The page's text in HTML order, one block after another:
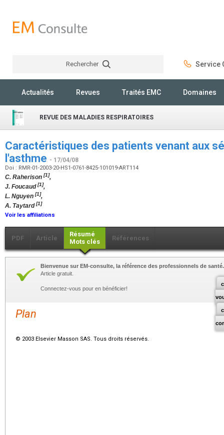
Rechercher Service
Actualités Revues Traités EMC Domaines
REVUE DES MALADIES RESPIRATOIRES
Caractéristiques des patients venant aux
l'asthme - 17/04/08
Doi : RMR-01-2003-20-HS1-0761-8425-101019-ART114
C. Raherison [1],
J. Foucaud[1],
L. Nguyen [1],
A. Taytard[1]
Voir les affiliations
PDF Article
Résumé
Mots clés
Références
Bienvenue sur EM-consulte, la référence des professionnels de santé.
Article gratuit.
Connectez-vous pour en bénéficier!
Plan
© 2003 Elsevier Masson SAS. Tous droits réservés.